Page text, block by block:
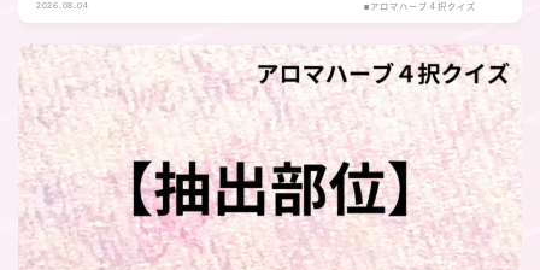
2026.08.04 ■アロマハーブ４択クイズ